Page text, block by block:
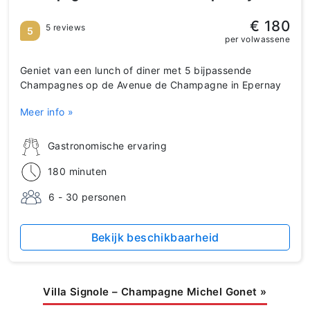
Gastronomische ervaring
180 minuten
6 - 30 personen
Geniet van een lunch of diner met 5 bijpassende
Champagnes op de Avenue de Champagne in Epernay
Meer info »
5 5 reviews € 180
per volwassene
Bekijk beschikbaarheid
Villa Signole – Champagne Michel Gonet »